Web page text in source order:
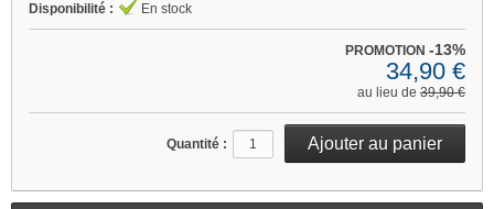
Disponibilité : En stock
PROMOTION -13%
34,90 €
au lieu de 39,90 €
Quantité :